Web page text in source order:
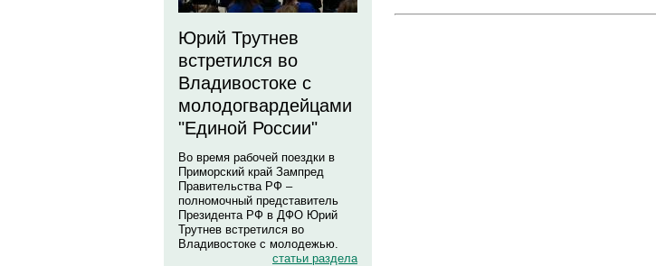
Юрий Трутнев
встретился во
Владивостоке с
молодогвардейцами
"Единой России"
Во время рабочей поездки в
Приморский край Зампред
Правительства РФ –
полномочный представитель
Президента РФ в ДФО Юрий
Трутнев встретился во
Владивостоке с молодежью.
статьи раздела